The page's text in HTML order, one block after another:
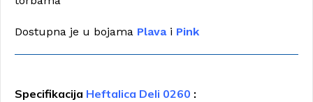
Dostupna je u bojama Plavai Pink
Specifikacija Heftalica Deli 0260 :